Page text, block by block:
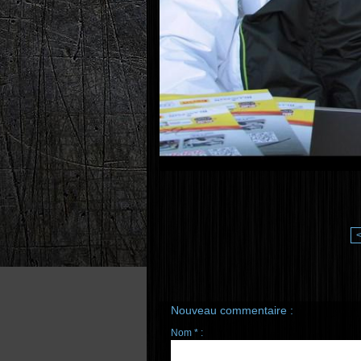
<
Nouveau commentaire :
Nom * :